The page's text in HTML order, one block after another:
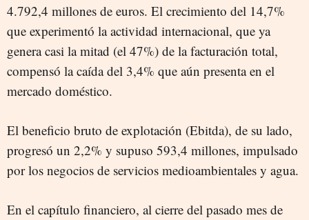
4.792,4 millones de euros. El crecimiento del 14,7%
que experimentó la actividad internacional, que ya
genera casi la mitad (el 47%) de la facturación total,
compensó la caída del 3,4% que aún presenta en el
mercado doméstico.
El beneficio bruto de explotación (Ebitda), de su lado,
progresó un 2,2% y supuso 593,4 millones, impulsado
por los negocios de servicios medioambientales y agua.
En el capítulo financiero, al cierre del pasado mes de